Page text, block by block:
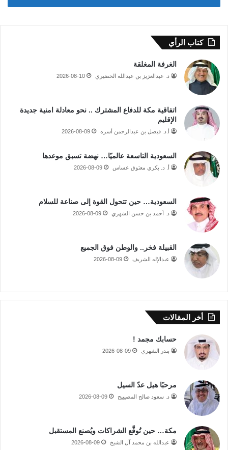
كتاب الرأي
الغرفة المغلقة
د. عبدالعزيز بن عبدالله الخضيري 2026-08-10
اتفاقية مكة للدفاع المشترك .. نحو معادلة امنية جديدة
الإقليم
أ.د. فيصل بن عبدالرحمن أسره 2026-08-09
السعودية التاسعة عالميًا… نهضة تسبق موعدها
أ. د. بكري معتوق عساس 2026-08-09
السعودية… حين تتحول القوة إلى صناعة للسلام
د. أحمد بن حسن الشهري 2026-08-09
القبيلة فخر.. والوطن فوق الجميع
عبدالإله الشريف 2026-08-09
أخر المقالات
حسابك مجمد !
بندر الشهري 2026-08-09
مرحبًا هيل عدّ السيل
د. سعود صالح المصيبيح 2026-08-09
مكة… حين تُوقَّع الشراكات ويُصنع المستقبل
عبدالله بن محمد آل الشيخ 2026-08-09